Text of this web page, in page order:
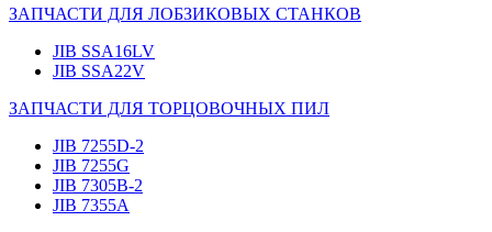
ЗАПЧАСТИ ДЛЯ ЛОБЗИКОВЫХ СТАНКОВ
JIB SSA16LV
JIB SSA22V
ЗАПЧАСТИ ДЛЯ ТОРЦОВОЧНЫХ ПИЛ
JIB 7255D-2
JIB 7255G
JIB 7305B-2
JIB 7355A